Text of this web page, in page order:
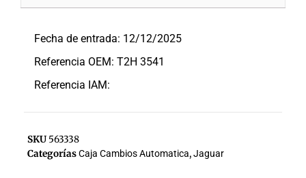
Fecha de entrada: 12/12/2025
Referencia OEM: T2H 3541
Referencia IAM:
SKU 563338
CategoríasCaja Cambios Automatica,Jaguar